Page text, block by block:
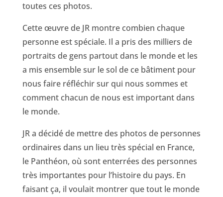
toutes ces photos.
Cette œuvre de JR montre combien chaque
personne est spéciale. Il a pris des milliers de
portraits de gens partout dans le monde et les
a mis ensemble sur le sol de ce bâtiment pour
nous faire réfléchir sur qui nous sommes et
comment chacun de nous est important dans
le monde.
JR a décidé de mettre des photos de personnes
ordinaires dans un lieu très spécial en France,
le Panthéon, où sont enterrées des personnes
très importantes pour l’histoire du pays. En
faisant ça, il voulait montrer que tout le monde